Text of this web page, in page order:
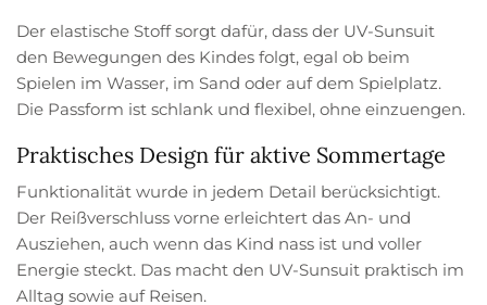
Der elastische Stoff sorgt dafür, dass der UV-Sunsuit
den Bewegungen des Kindes folgt, egal ob beim
Spielen im Wasser, im Sand oder auf dem Spielplatz.
Die Passform ist schlank und flexibel, ohne einzuengen.
Praktisches Design für aktive Sommertage
Funktionalität wurde in jedem Detail berücksichtigt.
Der Reißverschluss vorne erleichtert das An- und
Ausziehen, auch wenn das Kind nass ist und voller
Energie steckt. Das macht den UV-Sunsuit praktisch im
Alltag sowie auf Reisen.